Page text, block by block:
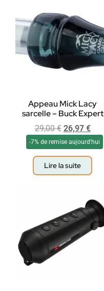
Appeau Mick Lacy
sarcelle – Buck Expert
29,00€ 26,97 €
-7% de remise aujourd'hui
Lire la suite